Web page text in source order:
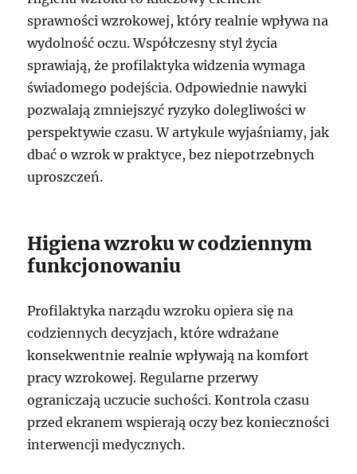
sprawności wzrokowej, który realnie wpływa na
wydolność oczu. Współczesny styl życia
sprawiają, że profilaktyka widzenia wymaga
świadomego podejścia. Odpowiednie nawyki
pozwalają zmniejszyć ryzyko dolegliwości w
perspektywie czasu. W artykule wyjaśniamy, jak
dbać o wzrok w praktyce, bez niepotrzebnych
uproszczeń.
Higiena wzroku w codziennym
funkcjonowaniu
Profilaktyka narządu wzroku opiera się na
codziennych decyzjach, które wdrażane
konsekwentnie realnie wpływają na komfort
pracy wzrokowej. Regularne przerwy
ograniczają uczucie suchości. Kontrola czasu
przed ekranem wspierają oczy bez konieczności
interwencji medycznych.